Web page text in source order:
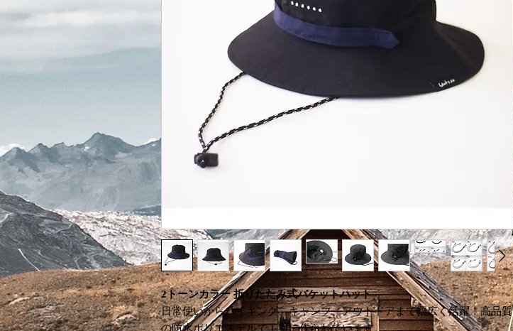
2トーンカラー 折りたたみ式バケットハット
日常使いからハイキング、キャンプ、アウトドアまで幅広く活躍！高品質
の防水ポリエステルで丁寧に作られています。